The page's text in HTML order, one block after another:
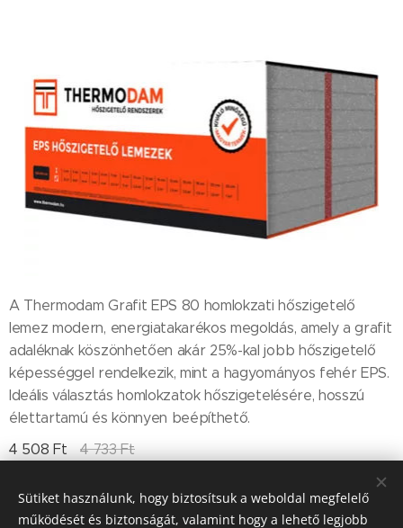
A Thermodam Grafit EPS 80 homlokzati hőszigetelő
lemez modern, energiatakarékos megoldás, amely a grafit
adaléknak köszönhetően akár 25%-kal jobb hőszigetelő
képességgel rendelkezik, mint a hagyományos fehér EPS.
Ideális választás homlokzatok hőszigetelésére, hosszú
élettartamú és könnyen beépíthető.
4 508 Ft 4 733Ft
Sütiket használunk, hogy biztosítsuk a weboldal megfelelő
működését és biztonságát, valamint hogy a lehető legjobb